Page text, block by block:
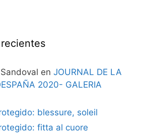
en JOURNAL DE LA
2020- GALERIA
blessure, soleil
fitta al cuore